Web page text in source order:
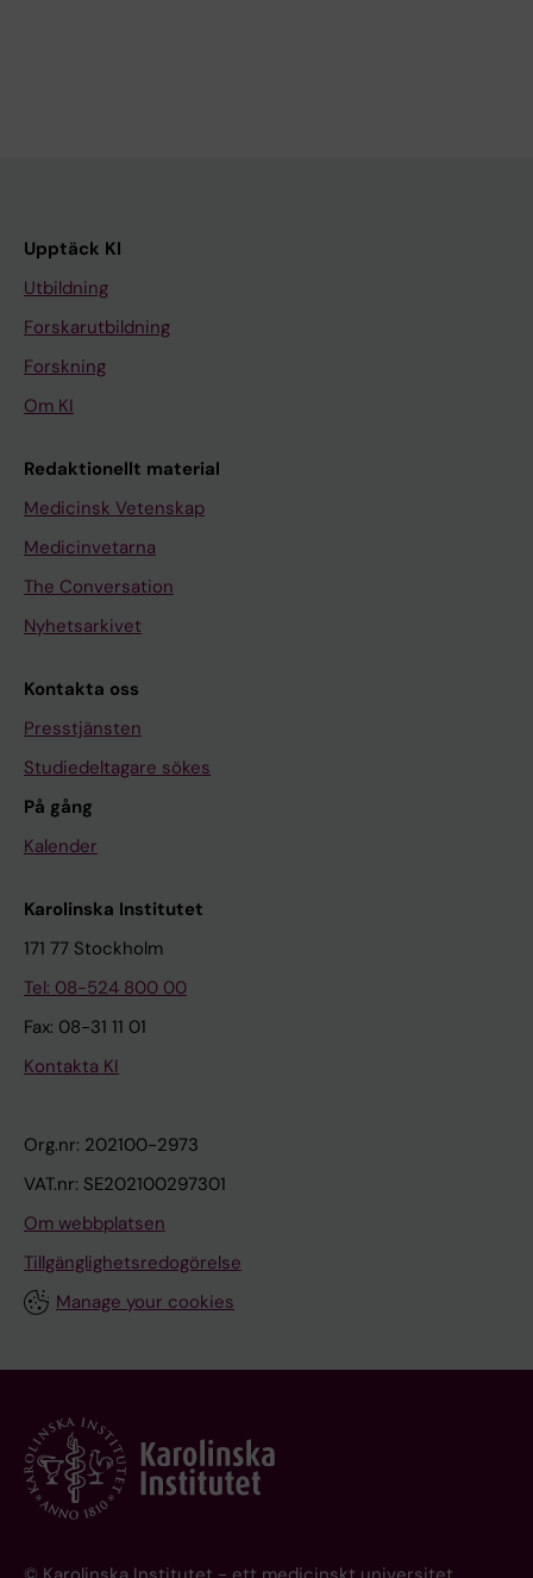
Upptäck KI
Utbildning
Forskarutbildning
Forskning
Om KI
Redaktionellt material
Medicinsk Vetenskap
Medicinvetarna
The Conversation
Nyhetsarkivet
Kontakta oss
Presstjänsten
Studiedeltagare sökes
På gång
Kalender
Karolinska Institutet
171 77 Stockholm
Tel: 08-524 800 00
Fax: 08-31 11 01
Kontakta KI
Org.nr: 202100-2973
VAT.nr: SE202100297301
Om webbplatsen
Tillgänglighetsredogörelse
Manage your cookies